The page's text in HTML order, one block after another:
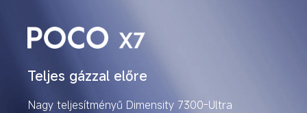
Teljes gázzal előre
Nagy teljesítményű Dimensity 7300-Ultra